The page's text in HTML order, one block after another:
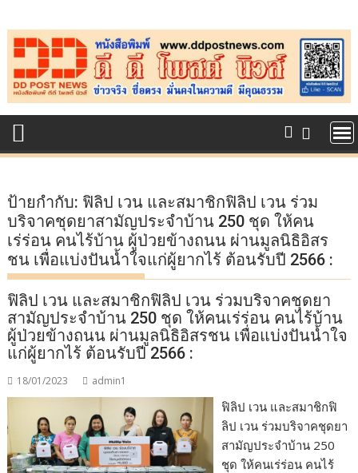
to
content
ป้ายกำกับ: ฟิลิป เวน และสมาชิกฟิลิป เวน ร่วม
บริจาคชุดยาสามัญประจำบ้าน 250 ชุด ให้คน
เร่ร่อน คนไร้บ้าน ผู้ป่วยข้างถนน ผ่านมูลนิธิอิสร
ชน เพื่อแบ่งปันน้ำใจแก่ผู้ยากไร้ ต้อนรับปี 2566 :
ฟิลิป เวน และสมาชิกฟิลิป เวน ร่วมบริจาคชุดยา
สามัญประจำบ้าน 250 ชุด ให้คนเร่ร่อน คนไร้บ้าน
ผู้ป่วยข้างถนน ผ่านมูลนิธิอิสรชน เพื่อแบ่งปันน้ำใจ
แก่ผู้ยากไร้ ต้อนรับปี 2566 :
18/01/2023 admin1
ฟิลิป เวน และสมาชิกฟิ
ลิป เวน ร่วมบริจาคชุดยา
สามัญประจำบ้าน 250
ชุด ให้คนเร่ร่อน คนไร้